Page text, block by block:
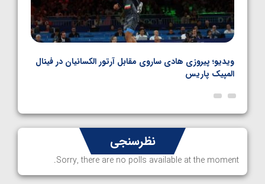
ویدیو؛ پیروزی هادی ساروی مقابل آرتور الکسانیان در فینال
المپیک پاریس
نظرسنجی
Sorry, there are no polls available at the moment.